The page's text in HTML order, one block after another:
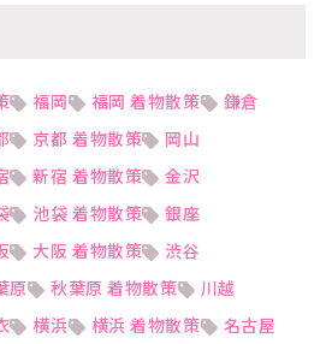
福岡 福岡 着物散策
鎌倉
京都 着物散策
岡山
新宿 着物散策
金沢
池袋 着物散策
銀座
大阪 着物散策
渋谷
原 秋葉原 着物散策
川越
横浜 横浜 着物散策
名古屋